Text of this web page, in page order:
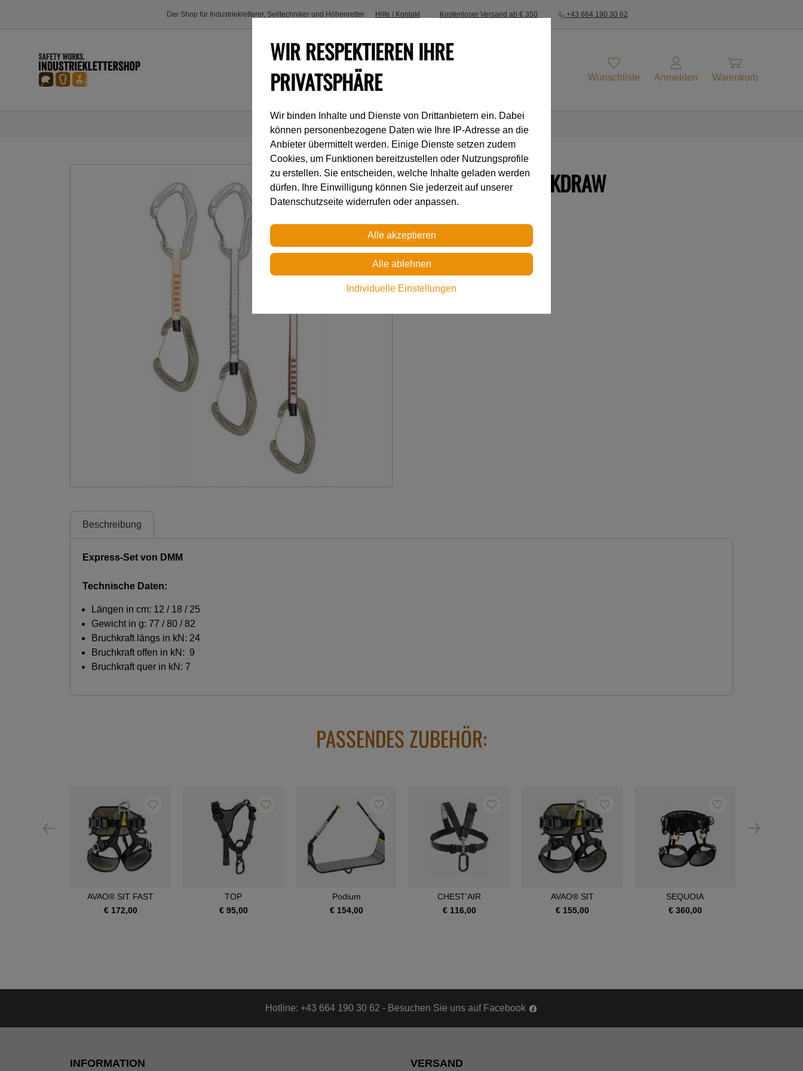
Der Shop für Industriekletterer, Seiltechniker und Höhenretter Hilfe / Kontakt Kostenloser Versand ab € 350 +43 664 190 30 62
Wunschliste Anmelden Warenkorb
Industrieklettern Accessoires
ALPHA TRAD QUICKDRAW
€ 24,00
Preis inkl. MwSt.
Beschreibung
Express-Set von DMM
Technische Daten:
Längen in cm: 12 / 18 / 25
Gewicht in g: 77 / 80 / 82
Bruchkraft längs in kN: 24
Bruchkraft offen in kN: 9
Bruchkraft quer in kN: 7
PASSENDES ZUBEHÖR:
AVAO® SIT FAST
€ 172,00
TOP
€ 95,00
Podium
€ 154,00
CHEST'AIR
€ 116,00
AVAO® SIT
€ 155,00
SEQUOIA
€ 360,00
WIR RESPEKTIEREN IHRE
PRIVATSPHÄRE
Wir binden Inhalte und Dienste von Drittanbietern ein. Dabei
können personenbezogene Daten wie Ihre IP-Adresse an die
Anbieter übermittelt werden. Einige Dienste setzen zudem
Cookies, um Funktionen bereitzustellen oder Nutzungsprofile
zu erstellen. Sie entscheiden, welche Inhalte geladen werden
dürfen. Ihre Einwilligung können Sie jederzeit auf unserer
Datenschutzseite widerrufen oder anpassen.
Individuelle Einstellungen
Hotline: +43 664 190 30 62 - Besuchen Sie uns auf Facebook
INFORMATION VERSAND